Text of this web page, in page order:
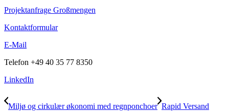
Projektanfrage Großmengen
Kontaktformular
E-Mail
Telefon +49 40 35 77 8350
LinkedIn
Miljø og cirkulær økonomi med regnponchoer Rapid Versand